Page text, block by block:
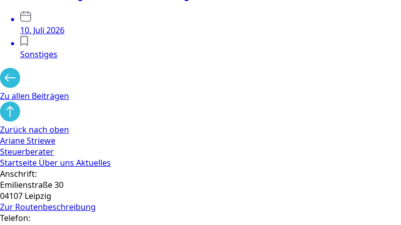
10. Juli 2026
Sonstiges
Zu allen Beiträgen
Zurück nach oben
Ariane Striewe
Steuerberater
Startseite Über uns Aktuelles
Anschrift:
Emilienstraße 30
04107 Leipzig
Zur Routen­beschreibung
Telefon: